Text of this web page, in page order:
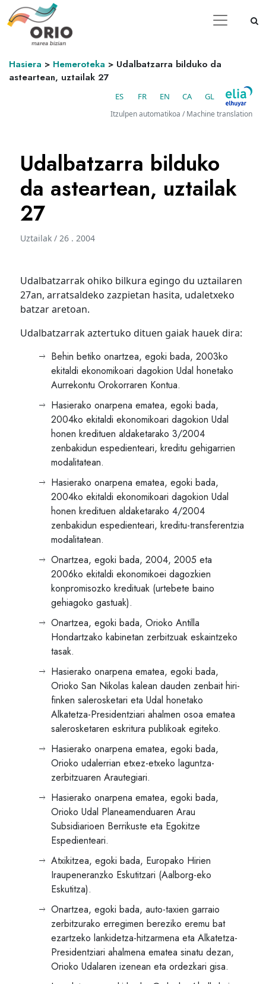
Hasiera > Hemeroteka > Udalbatzarra bilduko da
asteartean, uztailak 27
ES FR EN CA GL
Itzulpen automatikoa / Machine translation
Udalbatzarra bilduko
da asteartean, uztailak
27
Uztailak / 26 . 2004
Udalbatzarrak ohiko bilkura egingo du uztailaren
27an, arratsaldeko zazpietan hasita, udaletxeko
batzar aretoan.
Udalbatzarrak aztertuko dituen gaiak hauek dira:
Behin betiko onartzea, egoki bada, 2003ko
ekitaldi ekonomikoari dagokion Udal honetako
Aurrekontu Orokorraren Kontua.
Hasierako onarpena ematea, egoki bada,
2004ko ekitaldi ekonomikoari dagokion Udal
honen kredituen aldaketarako 3/2004
zenbakidun espedienteari, kreditu gehigarrien
modalitatean.
Hasierako onarpena ematea, egoki bada,
2004ko ekitaldi ekonomikoari dagokion Udal
honen kredituen aldaketarako 4/2004
zenbakidun espedienteari, kreditu-transferentzia
modalitatean.
Onartzea, egoki bada, 2004, 2005 eta
2006ko ekitaldi ekonomikoei dagozkien
konpromisozko kredituak (urtebete baino
gehiagoko gastuak).
Onartzea, egoki bada, Orioko Antilla
Hondartzako kabinetan zerbitzuak eskaintzeko
tasak.
Hasierako onarpena ematea, egoki bada,
Orioko San Nikolas kalean dauden zenbait hiri-
finken salerosketari eta Udal honetako
Alkatetza-Presidentziari ahalmen osoa ematea
salerosketaren eskritura publikoak egiteko.
Hasierako onarpena ematea, egoki bada,
Orioko udalerrian etxez-etxeko laguntza-
zerbitzuaren Arautegiari.
Hasierako onarpena ematea, egoki bada,
Orioko Udal Planeamenduaren Arau
Subsidiarioen Berrikuste eta Egokitze
Espedienteari.
Atxikitzea, egoki bada, Europako Hirien
Iraupeneranzko Eskutitzari (Aalborg-eko
Eskutitza).
Onartzea, egoki bada, auto-taxien garraio
zerbitzurako erregimen bereziko eremu bat
ezartzeko lankidetza-hitzarmena eta Alkatetza-
Presidentziari ahalmena ematea sinatu dezan,
Orioko Udalaren izenean eta ordezkari gisa.